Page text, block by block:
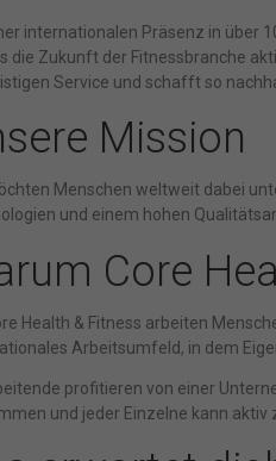
internationalen Präsenz in über
die Zukunft der Fitnessbranche
Service und schafft so
Mission
Menschen weltweit dabei
und einem hohen
Core
Health & Fitness arbeiten
Arbeitsumfeld, in dem
profitieren von einer
und jeder Einzelne kann